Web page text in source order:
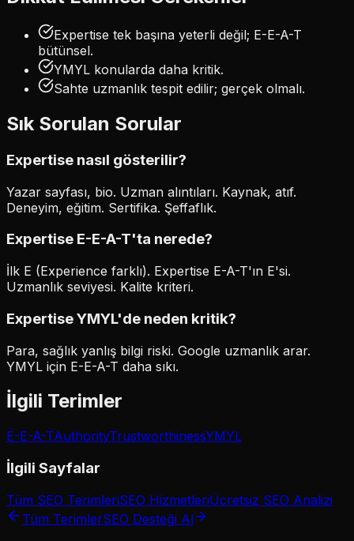
Expertise tek başına yeterli değil; E-E-A-T
bütünsel.
YMYL konularda daha kritik.
Sahte uzmanlık tespit edilir; gerçek olmalı.
Sık Sorulan Sorular
Expertise nasıl gösterilir?
Yazar sayfası, bio. Uzman alıntıları. Kaynak, atıf.
Deneyim, eğitim. Sertifika. Şeffaflık.
Expertise E-E-A-T'ta nerede?
İlk E (Experience farklı). Expertise E-A-T'ın E'si.
Uzmanlık seviyesi. Kalite kriteri.
Expertise YMYL'de neden kritik?
Para, sağlık yanlış bilgi riski. Google uzmanlık arar.
YMYL için E-E-A-T daha sıkı.
İlgili Terimler
E-E-A-TAuthorityTrustworthinessYMYL
İlgili Sayfalar
Tüm SEO TerimleriSEO HizmetleriÜcretsiz SEO Analizi
Tüm TerimlerSEO Desteği Al